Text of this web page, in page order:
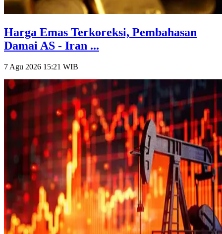
Harga Emas Terkoreksi, Pembahasan
Damai AS - Iran ...
7 Agu 2026 15:21 WIB